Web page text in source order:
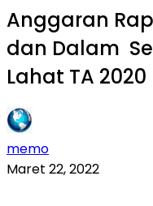
Anggaran
dan Dalam
Lahat TA
memo
Maret 22, 2022